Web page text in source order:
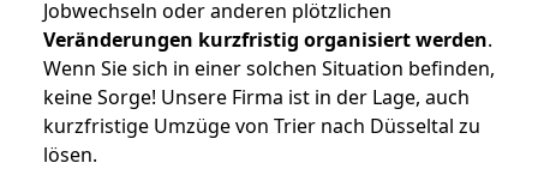
Jobwechseln oder anderen plötzlichen
Veränderungen kurzfristig organisiert werden.
Wenn Sie sich in einer solchen Situation befinden,
keine Sorge! Unsere Firma ist in der Lage, auch
kurzfristige Umzüge von Trier nach Düsseltal zu
lösen.